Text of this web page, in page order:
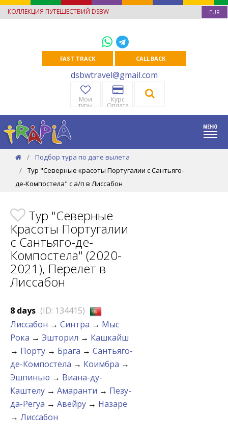
КОЛЛЕКЦИЯ ПУТЕШЕСТВИЙ DSBW EUR
FAST TRACK CALL BACK
dsbwtravel@gmail.com
Мои
туры
Курс
Оплата
Подбор тура по дате вылета
Тур "Северные красоты Португалии с Сантьяго-
де-Компостела" с а/п в Лиссабон
Тур "Северные
Красоты Португалии
с Сантьяго-де-
Компостела" (2020-
2021), Перелет в
Лиссабон
8 days (ID: 134415)
Лиссабон → Синтра → Мыс
Рока → Эшторил → Кашкайш
→ Порту → Брага → Сантьяго-
де-Компостела → Коимбра →
Эшпинью → Виана-ду-
Каштелу → Амаранти → Пезу-
да-Регуа → Авейру → Назаре
→ Лиссабон